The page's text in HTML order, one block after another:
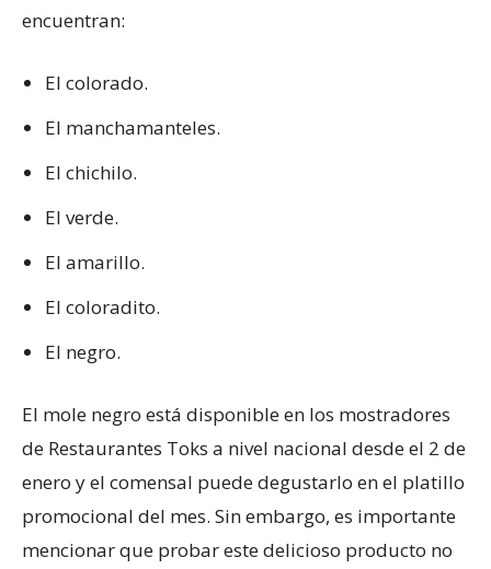
encuentran:
El colorado.
El manchamanteles.
El chichilo.
El verde.
El amarillo.
El coloradito.
El negro.
El mole negro está disponible en los mostradores
de Restaurantes Toks a nivel nacional desde el 2 de
enero y el comensal puede degustarlo en el platillo
promocional del mes. Sin embargo, es importante
mencionar que probar este delicioso producto no